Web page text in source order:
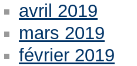
avril 2019
mars 2019
février 2019